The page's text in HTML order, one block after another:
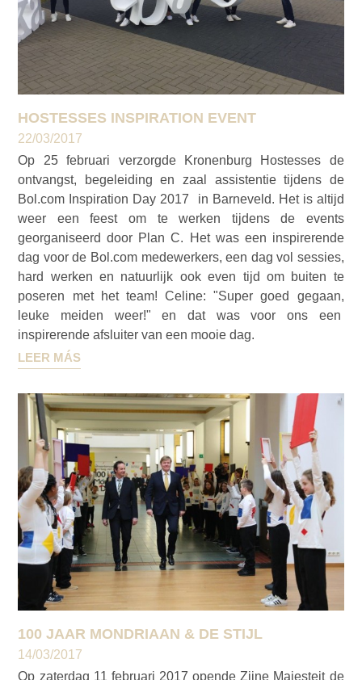
HOSTESSES INSPIRATION EVENT
22/03/2017
Op 25 februari verzorgde Kronenburg Hostesses de
ontvangst, begeleiding en zaal assistentie tijdens de
Bol.com Inspiration Day 2017 in Barneveld. Het is altijd
weer een feest om te werken tijdens de events
georganiseerd door Plan C. Het was een inspirerende
dag voor de Bol.com medewerkers, een dag vol sessies,
hard werken en natuurlijk ook even tijd om buiten te
poseren met het team! Celine: "Super goed gegaan,
leuke meiden weer!" en dat was voor ons een
inspirerende afsluiter van een mooie dag.
LEER MÁS
100 JAAR MONDRIAAN & DE STIJL
14/03/2017
Op zaterdag 11 februari 2017 opende Zijne Majesteit de